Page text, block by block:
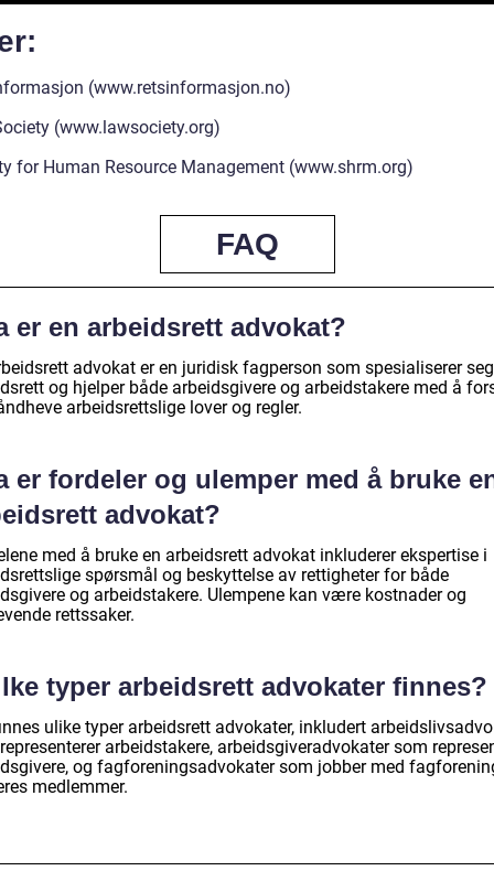
(www.retsinformasjon.no)
(www.lawsociety.org)
for Human Resource Management (www.shrm.org)
FAQ
er en arbeidsrett advokat?
advokat er en juridisk fagperson som spesialiserer
og hjelper både arbeidsgivere og arbeidstakere med å
arbeidsrettslige lover og regler.
er fordeler og ulemper med å bruke
advokat?
med å bruke en arbeidsrett advokat inkluderer ekspertise i
spørsmål og beskyttelse av rettigheter for både
og arbeidstakere. Ulempene kan være kostnader og
rettssaker.
typer arbeidsrett advokater finnes?
ulike typer arbeidsrett advokater, inkludert
arbeidstakere, arbeidsgiveradvokater som
og fagforeningsadvokater som jobber med
medlemmer.